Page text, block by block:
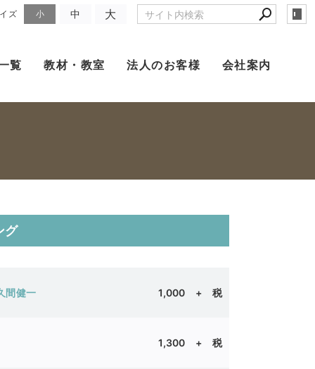
ズ 小 中 大
覧 教材・教室 法人のお客様 会社案内
グ
間健一 1,000 + 税
1,300 + 税